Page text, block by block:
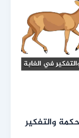
والتفكير